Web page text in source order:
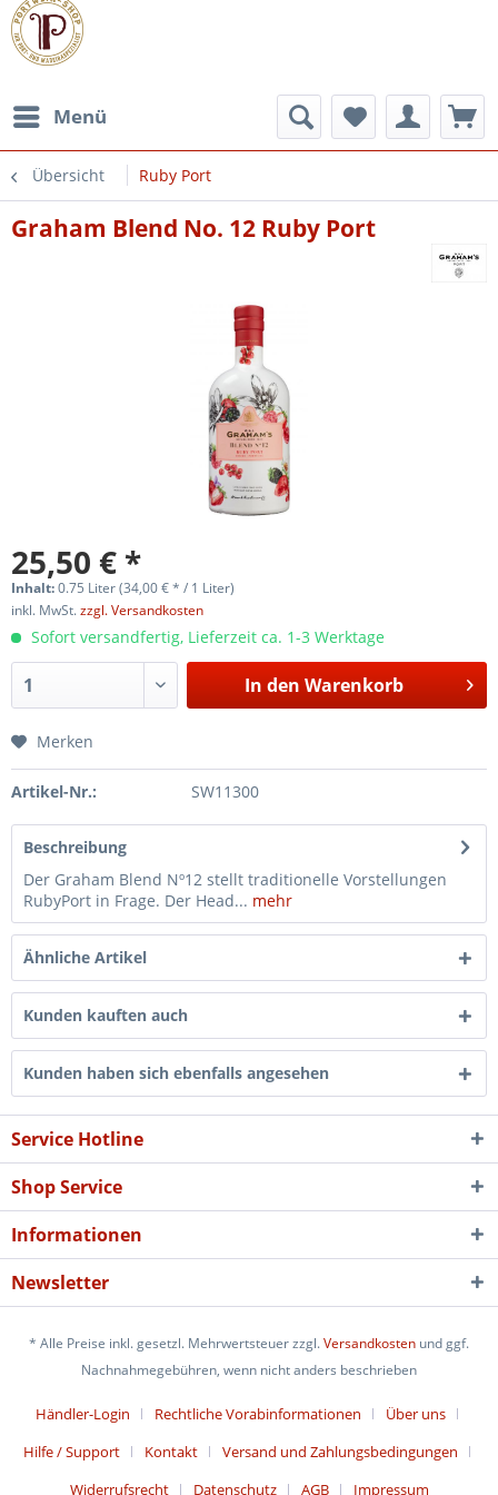
Menü
Übersicht Ruby Port
Graham Blend No. 12 Ruby Port
25,50 € *
Inhalt:0.75 Liter (34,00 € * / 1 Liter)
inkl. MwSt.zzgl. Versandkosten
Sofort versandfertig, Lieferzeit ca. 1-3 Werktage
In den Warenkorb
Merken
Artikel-Nr.: SW11300
Beschreibung
Der Graham Blend Nº12 stellt traditionelle Vorstellungen
RubyPort in Frage. Der Head... mehr
Ähnliche Artikel
Kunden kauften auch
Kunden haben sich ebenfalls angesehen
Service Hotline
Shop Service
Informationen
Newsletter
* Alle Preise inkl. gesetzl. Mehrwertsteuer zzgl.Versandkosten und ggf.
Nachnahmegebühren, wenn nicht anders beschrieben
Händler-Login Rechtliche Vorabinformationen
Über uns
Hilfe / Support
Kontakt
Versand und Zahlungsbedingungen
Widerrufsrecht
Datenschutz AGB Impressum